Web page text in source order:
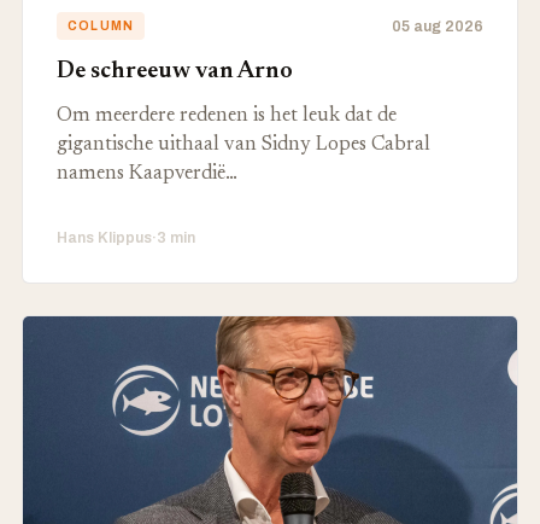
COLUMN 05 aug 2026
De schreeuw van Arno
Om meerdere redenen is het leuk dat de
gigantische uithaal van Sidny Lopes Cabral
namens Kaapverdië…
Hans Klippus·3 min